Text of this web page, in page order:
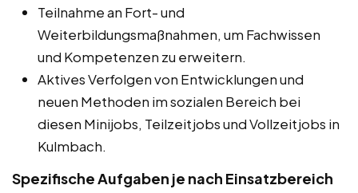
Teilnahme an Fort- und
Weiterbildungsmaßnahmen, um Fachwissen
und Kompetenzen zu erweitern.
Aktives Verfolgen von Entwicklungen und
neuen Methoden im sozialen Bereich bei
diesen Minijobs, Teilzeitjobs und Vollzeitjobs in
Kulmbach.
Spezifische Aufgaben je nach Einsatzbereich